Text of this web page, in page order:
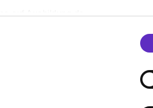
zur technischen Funktion unserer
um von dir bei Benutzung der
zu speichern ( „Präferenzen“), die
zu analysieren („Statistiken“),
und
Partnern aus Medien,
sowie dem Ehrenamt
in Bayern. Mehr
aktuellen Jahresbericht.Wir
an sechs Standorten in
ein Organisator von